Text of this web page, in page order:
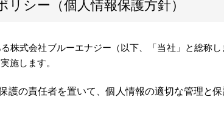
シー（個人情報保護方針）
株式会社ブルーエナジー（以下、「当社」と総称
施します。
護の責任者を置いて、個人情報の適切な管理と